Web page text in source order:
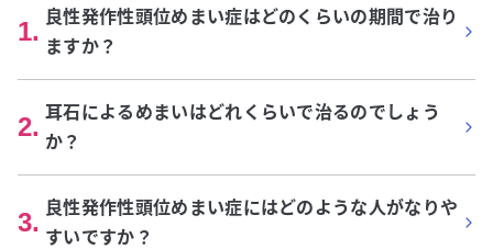
1. 良性発作性頭位めまい症はどのくらいの期間で治り
ますか？
2. 耳石によるめまいはどれくらいで治るのでしょう
か？
3. 良性発作性頭位めまい症にはどのような人がなりや
すいですか？